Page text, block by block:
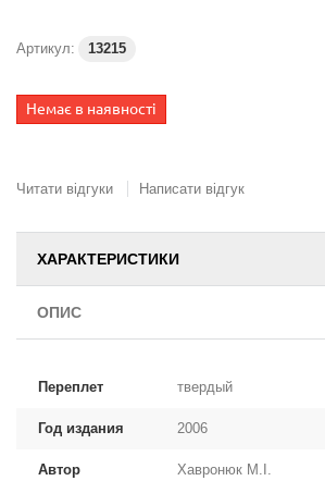
Артикул: 13215
Немає в наявності
Читати відгуки Написати відгук
ХАРАКТЕРИСТИКИ
ОПИС
Переплет твердый
Год издания 2006
Автор Хавронюк М.І.